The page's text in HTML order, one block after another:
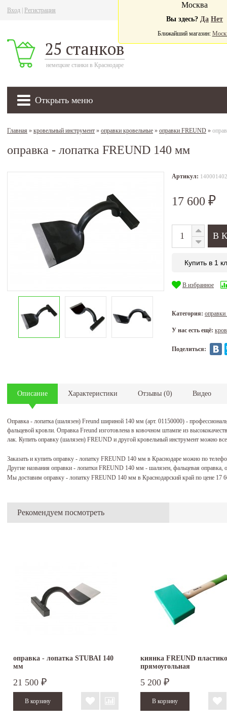
Вход Регистрация
25 станков
немецкие станки в Краснодаре
Открыть меню
Москва
Вы здесь? Да Нет
Ближайший магазин:
Главная » кровельный инструмент » оправки кровельные » оправки FREUND »
оправка - лопатка FREUND 140 мм
Артикул: 140001402
17 600 ₽
Купить в 1
В избранное
Категория:
У нас есть ещё:
Поделиться:
Описание Характеристики Отзывы (0) Видео
Оправка - лопатка (шалязен) Freund шириной 140 мм (арт. 01150000) -
фальцевой кровли. Оправка Freund изготовлена в ковочном штампе из
лак. Купить оправку (шалязен) FREUND и другой кровельный инструмент можно
Заказать и купить оправку - лопатку FREUND 140 мм в Краснодаре можно по
Другие названия оправки - лопатки FREUND 140 мм - шалязен, фальцевая оправка,
Мы доставим оправку - лопатку FREUND 140 мм в Краснодарский край по цене 17
Рекомендуем посмотреть
оправка - лопатка STUBAI 140
мм
21 500 ₽
киянка FREUND
прямоугольная
5 200 ₽